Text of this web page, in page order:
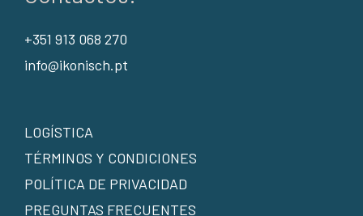
+351 913 068 270
info@ikonisch.pt
LOGÍSTICA
TÉRMINOS Y CONDICIONES
POLÍTICA DE PRIVACIDAD
PREGUNTAS FRECUENTES